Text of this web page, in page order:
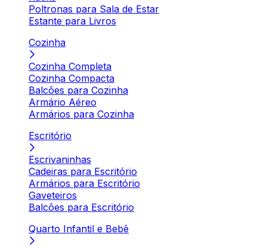
Poltronas para Sala de Estar
Estante para Livros
Cozinha
Cozinha Completa
Cozinha Compacta
Balcões para Cozinha
Armário Aéreo
Armários para Cozinha
Escritório
Escrivaninhas
Cadeiras para Escritório
Armários para Escritório
Gaveteiros
Balcões para Escritório
Quarto Infantil e Bebê